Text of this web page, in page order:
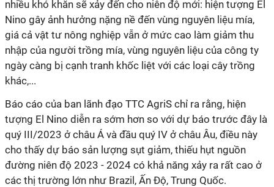
nhiều khó khăn sẽ xảy đến cho niên độ mới: hiện tượng El
Nino gây ảnh hưởng nặng nề đến vùng nguyên liệu mía,
giá cả vật tư nông nghiệp vẫn ở mức cao làm giảm thu
nhập của người trồng mía, vùng nguyên liệu của công ty
ngày càng bị cạnh tranh khốc liệt với các loại cây trồng
khác,...
Báo cáo của ban lãnh đạo TTC AgriS chỉ ra rằng, hiện
tượng El Nino diễn ra sớm hơn so với dự báo trước đây là
quý III/2023 ở châu Á và đầu quý IV ở châu Âu, điều này
cho thấy dự báo sản lượng sụt giảm, thiếu hụt nguồn
đường niên độ 2023 - 2024 có khả năng xảy ra rất cao ở
các thị trường lớn như Brazil, Ấn Độ, Trung Quốc.